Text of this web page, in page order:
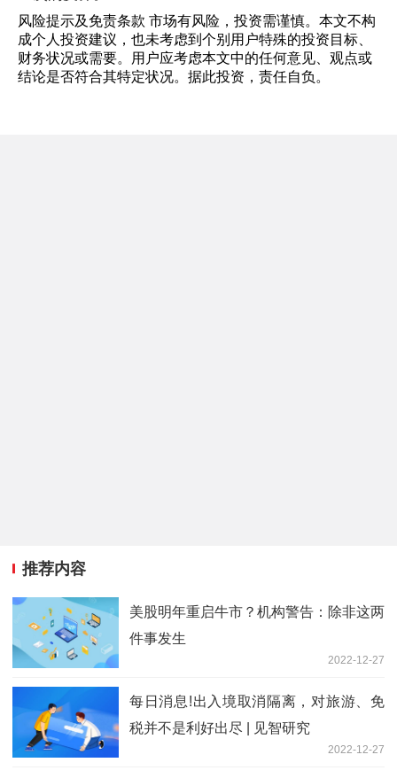
风险提示及免责条款 市场有风险，投资需谨慎。本文不构
成个人投资建议，也未考虑到个别用户特殊的投资目标、
财务状况或需要。用户应考虑本文中的任何意见、观点或
结论是否符合其特定状况。据此投资，责任自负。
推荐内容
美股明年重启牛市？机构警告：除非这两
件事发生
2022-12-27
每日消息!出入境取消隔离，对旅游、免
税并不是利好出尽 | 见智研究
2022-12-27